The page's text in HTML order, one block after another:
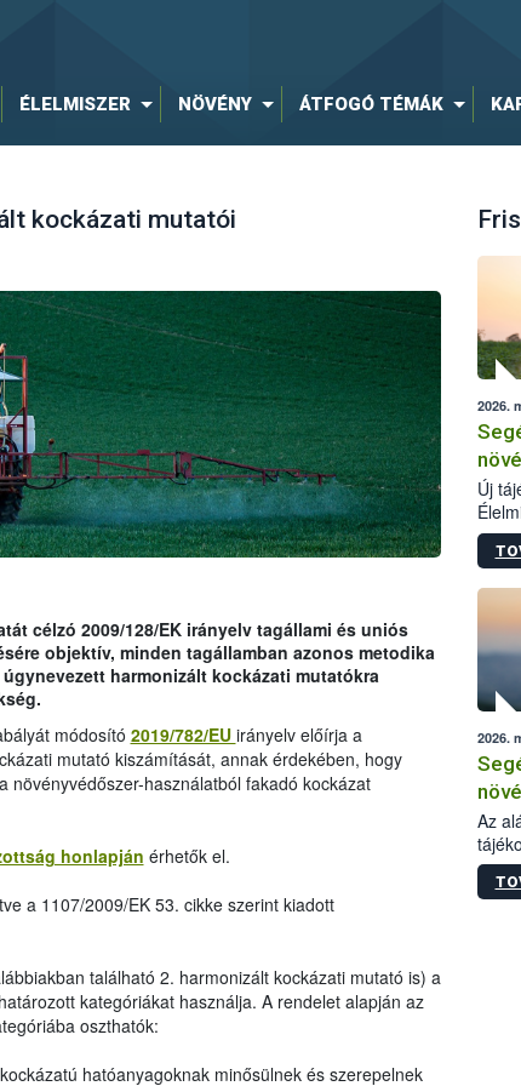
ÉLELMISZER NÖVÉNY ÁTFOGÓ TÉMÁK
kockázati mutatói
célzó 2009/128/EK irányelv tagállami és uniós
objektív, minden tagállamban azonos metodika
harmonizált kockázati mutatókra
módosító 2019/782/EU irányelv előírja a
mutató kiszámítását, annak érdekében, hogy
növényvédőszer-használatból fakadó kockázat
honlapján érhetők el.
a 1107/2009/EK 53. cikke szerint kiadott
található 2. harmonizált kockázati mutató is) a
kategóriákat használja. A rendelet alapján az
oszthatók:
hatóanyagoknak minősülnek és szerepelnek
2026.
Új
2026.
Az